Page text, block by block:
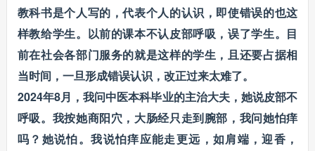
教科书是个人写的，代表个人的认识，即使错误的也这
样教给学生。以前的课本不认皮部呼吸，误了学生。目
前在社会各部门服务的就是这样的学生，且还要占据相
当时间，一旦形成错误认识，改正过来太难了。
2024年8月，我问中医本科毕业的主治大夫，她说皮部不
呼吸。我按她商阳穴，大肠经只走到腕部，我问她怕痒
吗？她说怕。我说怕痒应能走更远，如肩端，迎香，